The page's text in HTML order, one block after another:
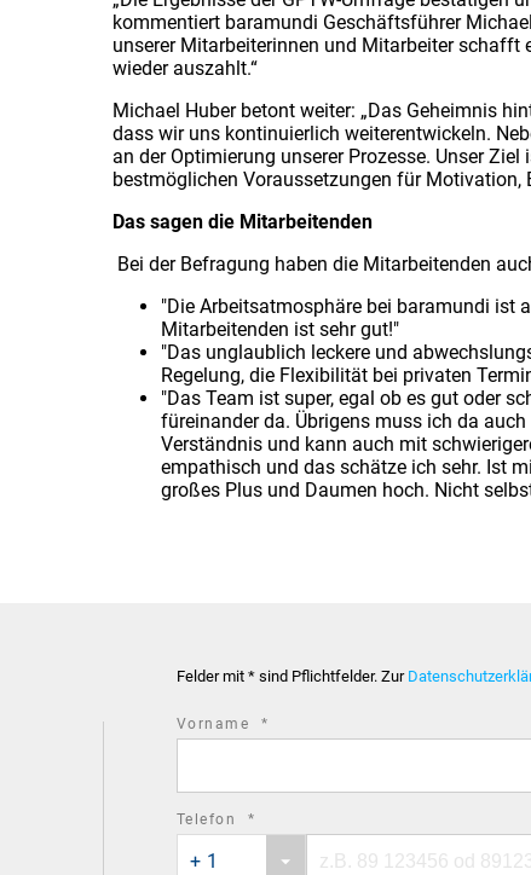
kommentiert baramundi Geschäftsführer
unserer Mitarbeiterinnen und Mitarbeiter schafft
wieder auszahlt.“
Michael Huber betont weiter: „Das Geheimnis
dass wir uns kontinuierlich weiterentwickeln.
an der Optimierung unserer Prozesse. Unser
bestmöglichen Voraussetzungen für Motivation,
Das sagen die Mitarbeitenden
Bei der Befragung haben die Mitarbeitenden
"Die Arbeitsatmosphäre bei baramundi ist
Mitarbeitenden ist sehr gut!"
"Das unglaublich leckere und
Regelung, die Flexibilität bei privaten
"Das Team ist super, egal ob es gut oder
füreinander da. Übrigens muss ich da
Verständnis und kann auch mit
empathisch und das schätze ich sehr. Ist
großes Plus und Daumen hoch. Nicht
Felder mit * sind Pflichtfelder. Zur
Vorname *
Telefon *
country
+ 1
number